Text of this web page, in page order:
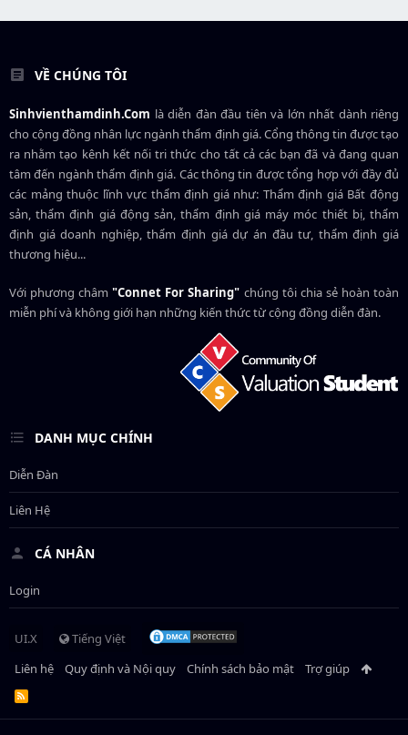
VỀ CHÚNG TÔI
Sinhvienthamdinh.Com là diễn đàn đầu tiên và lớn nhất dành riêng
cho cộng đồng nhân lực ngànhthẩm định giá. Cổng thông tin được tạo
ra nhằm tạo kênh kết nối tri thức cho tất cả các bạn đã và đang quan
tâm đến ngành thẩm định giá. Các thông tin được tổng hợp với đầy đủ
các mảng thuộc lĩnh vực thẩm định giá như: Thẩm định giá Bất động
sản, thẩm định giá động sản, thẩm định giá máy móc thiết bị, thẩm
định giá doanh nghiệp, thẩm định giá dự án đầu tư, thẩm định giá
thương hiệu...
Với phương châm"Connet For Sharing" chúng tôi chia sẻ hoàn toàn
miễn phí và không giới hạn những kiến thức từ cộng đồng diễn đàn.
DANH MỤC CHÍNH
Diễn Đàn
Liên Hệ
CÁ NHÂN
Login
UI.X
Tiếng Việt
Liên hệ
Quy định và Nội quy Chính sách bảo mật Trợ giúp
R
S
S